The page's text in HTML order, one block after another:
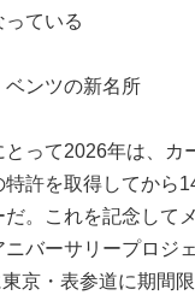
ている
ンツの新名所
とって2026年は、カ
許を取得してから
。これを記念して
バーサリープロジ
京・表参道に期間